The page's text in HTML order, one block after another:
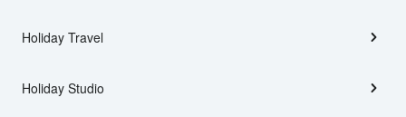
Holiday Travel
Holiday Studio